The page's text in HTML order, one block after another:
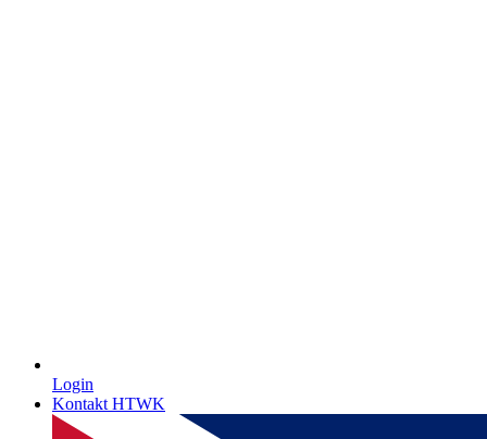
Login
Kontakt HTWK